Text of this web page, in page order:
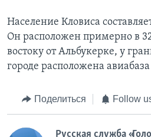
Население Кловиса
Он расположен примерно в
востоку от Альбукерке, у
городе расположена
Поделиться Follow
Русская служба